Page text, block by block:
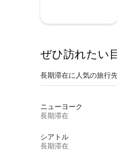
ぜひ訪⁠れ⁠た⁠い
長期滞在に人気の旅行
ニューヨーク
長期滞在
シアトル
長期滞在